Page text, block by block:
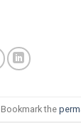
. Bookmark the